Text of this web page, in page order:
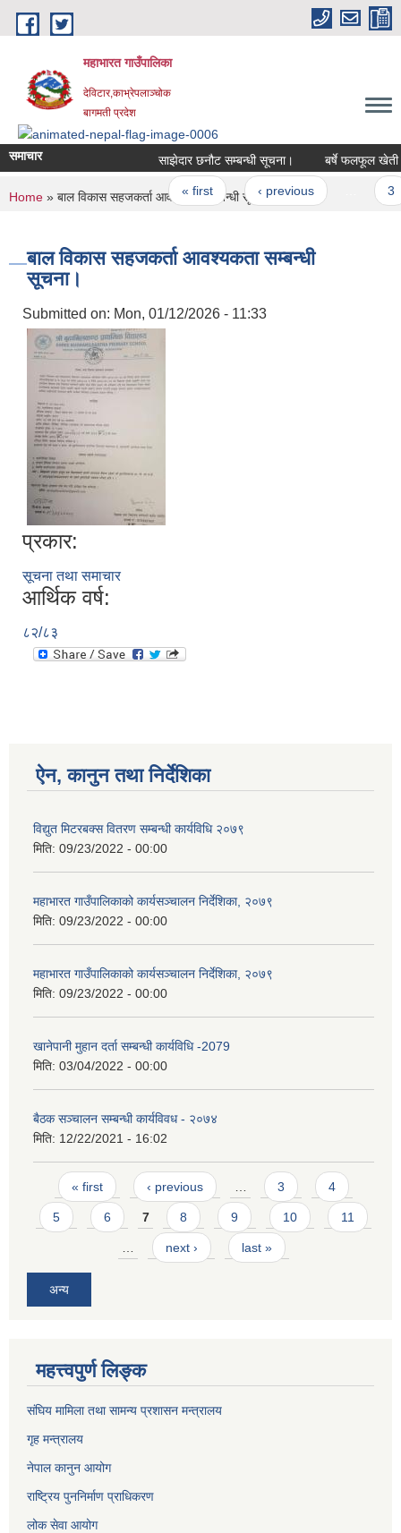
Skip to main content
महाभारत गाउँपालिका
देविटार,काभ्रेपलाञ्चोक
बागमती प्रदेश
समाचार साझेदार छनौट सम्बन्धी सूचना। बर्षे फलफूल खेती
Pages
« first ‹ previous
You are here
Home » बाल विकास सहजकर्ता आवश्यकता सम्बन्धी सूचना।
बाल विकास सहजकर्ता आवश्यकता सम्बन्धी
सूचना।
Submitted on: Mon, 01/12/2026 - 11:33
प्रकार:
सूचना तथा समाचार
आर्थिक वर्ष:
८२/८३
ऐन, कानुन तथा निर्देशिका
विद्युत मिटरबक्स वितरण सम्बन्धी कार्यविधि २०७९
मिति: 09/23/2022 - 00:00
महाभारत गाउँपालिकाको कार्यसञ्‍चालन निर्देशिका, २०७९
मिति: 09/23/2022 - 00:00
महाभारत गाउँपालिकाको कार्यसञ्‍चालन निर्देशिका, २०७९
मिति: 09/23/2022 - 00:00
खानेपानी मुहान दर्ता सम्बन्धी कार्यविधि -2079
मिति: 03/04/2022 - 00:00
बैठक सञ्चालन सम्बन्धी कार्यविवध - २०७४
मिति: 12/22/2021 - 16:02
Pages
« first ‹ previous 3 4
5 6 7 8 9 10 11
next › last »
अन्य
महत्त्वपुर्ण लिङ्क
संघिय मामिला तथा सामन्य प्रशासन मन्त्रालय
गृह मन्त्रालय
नेपाल कानुन आयोग
राष्ट्रिय पुननिर्माण प्राधिकरण
लोक सेवा आयोग